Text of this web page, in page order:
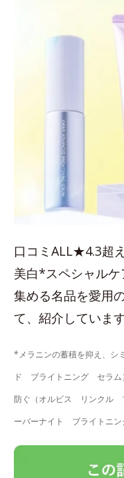
口コミALL★4.3超
美白*スペシャル
集める名品を愛用
て、紹介しています
*メラニンの蓄積を抑え、シ
ド ブライトニング セラム
防ぐ（オルビス リンクル
ーバーナイト ブライトニン